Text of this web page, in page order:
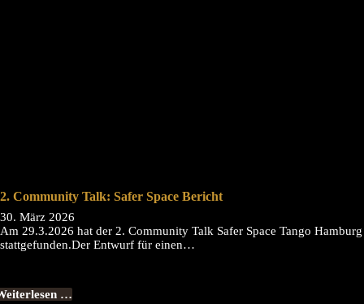
2. Community Talk: Safer Space Bericht
30. März 2026
Am 29.3.2026 hat der 2. Community Talk Safer Space Tango Hamburg
stattgefunden.Der Entwurf für einen…
…